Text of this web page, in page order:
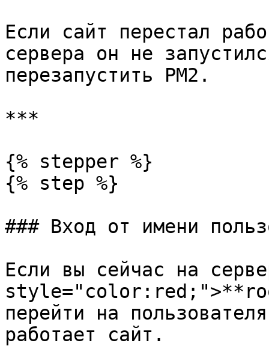
Если сайт перестал
сервера он не
перезапустить PM2.
***
{% stepper %}
{% step %}
### Вход от имени
Если вы сейчас на
перейти на
работает сайт.